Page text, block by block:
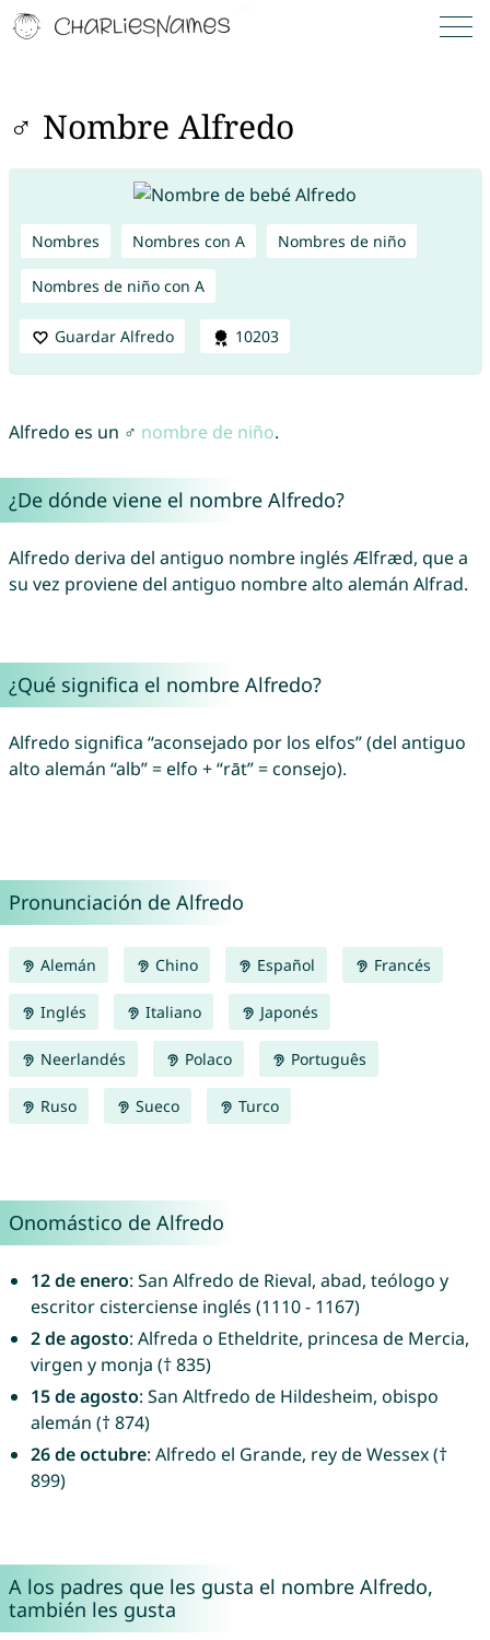
♂ Nombre Alfredo
Nombres Nombres con A Nombres de niño
Nombres de niño con A
Guardar Alfredo 10203
Alfredo es un ♂ nombre de niño.
¿De dónde viene el nombre Alfredo?
Alfredo deriva del antiguo nombre inglés Ælfræd, que a
su vez proviene del antiguo nombre alto alemán Alfrad.
¿Qué significa el nombre Alfredo?
Alfredo significa “aconsejado por los elfos” (del antiguo
alto alemán “alb” = elfo + “rāt” = consejo).
Pronunciación de Alfredo
Alemán Chino Español Francés
Inglés Italiano Japonés
Neerlandés Polaco Português
Ruso Sueco Turco
Onomástico de Alfredo
12 de enero: San Alfredo de Rieval, abad, teólogo y
escritor cisterciense inglés (1110 - 1167)
2 de agosto: Alfreda o Etheldrite, princesa de Mercia,
virgen y monja († 835)
15 de agosto: San Altfredo de Hildesheim, obispo
alemán († 874)
26 de octubre: Alfredo el Grande, rey de Wessex (†
899)
A los padres que les gusta el nombre Alfredo,
también les gusta